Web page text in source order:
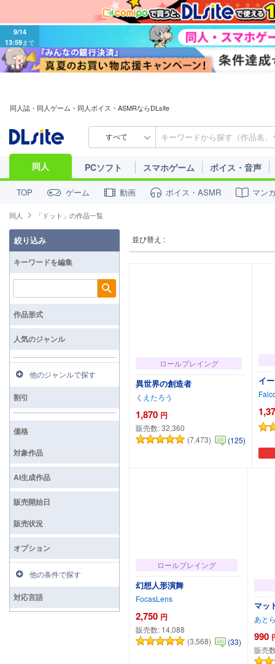
9/14
13:59まで
同人誌・同人ゲーム・同人ボイス・ASMRならDLsite
すべて
同人 PCソフト スマホゲーム ボイス・音声
TOP ゲーム 動画 ボイス・ASMR マン
同人 「ドット」の作品一覧
並び替え :
ロールプレイング
異世界の創造者
くえたろう
1,870 円
販売数:32,360
(7,473)
(125)
イ
ロールプレイング
幻想人形演舞
FocasLens
2,750 円
販売数: 14,088
(3,568)
(33)
マッ
あと
990
販売
絞り込み
キーワードを編集
検索
作品形式
人気のジャンル
他のジャンルで探す
割引
価格
対象作品
AI生成作品
販売開始日
販売状況
オプション
他の条件で探す
対応言語